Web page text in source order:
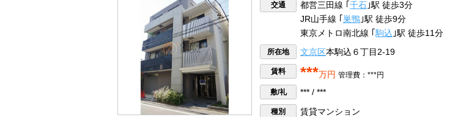
交通 都営三田線 ｢ 千石 ｣駅 徒歩3分
JR山手線 ｢ 巣鴨 ｣駅 徒歩9分
東京メトロ南北線 ｢駒込 ｣駅 徒歩11分
所在地 文京区本駒込６丁目2-19
賃料 ***万円 管理費：***円
敷/礼
*** / ***
種別 賃貸マンション